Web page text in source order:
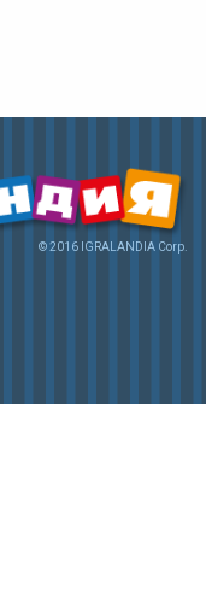
© 2016 IGRALANDIA Corp.